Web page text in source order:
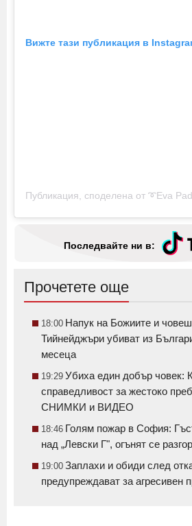
Вижте тази публикация в
Последвайте ни в:
Прочетете още
18:00 Напук на Божиите и
Тийнейджъри убиват из
месеца
19:29 Убиха един добър човек:
справедливост за жестоко
СНИМКИ и ВИДЕО
18:46 Голям пожар в София:
над „Левски Г", огънят се
19:00 Заплахи и обиди след
предупреждават за агресивен